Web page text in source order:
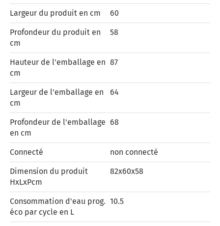
Largeur du produit en cm 60
Profondeur du produit en
cm
58
Hauteur de l'emballage en
cm
87
Largeur de l'emballage en
cm
64
Profondeur de l'emballage
en cm
68
Connecté non connecté
Dimension du produit
HxLxPcm
82x60x58
Consommation d'eau prog.
éco par cycle en L
10.5